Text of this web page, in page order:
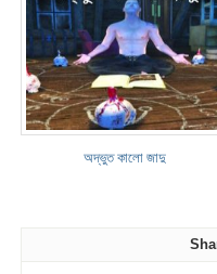
অদ্ভুত কালো জাদু